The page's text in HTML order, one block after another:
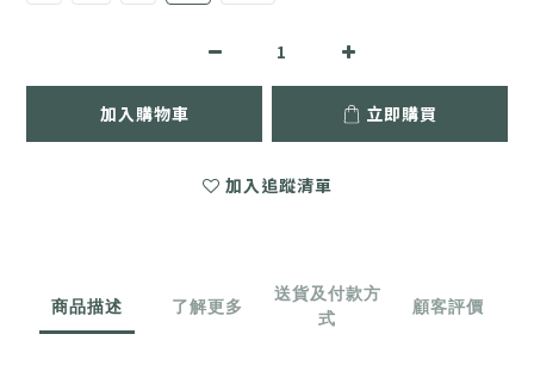
加入購物車 立即購買
加入追蹤清單
商品描述 了解更多
送貨及付款方
式
顧客評價